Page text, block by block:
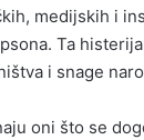
medijskih i
Ta
i snage
oni što se